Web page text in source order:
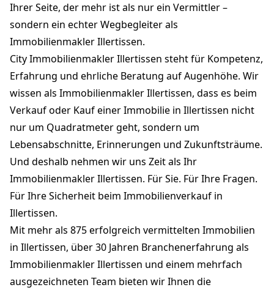
Ihrer Seite, der mehr ist als nur ein Vermittler –
sondern ein echter Wegbegleiter als
Immobilienmakler Illertissen.
City Immobilienmakler Illertissen steht für Kompetenz,
Erfahrung und ehrliche Beratung auf Augenhöhe. Wir
wissen als Immobilienmakler Illertissen, dass es beim
Verkauf oder Kauf einer Immobilie in Illertissen nicht
nur um Quadratmeter geht, sondern um
Lebensabschnitte, Erinnerungen und Zukunftsträume.
Und deshalb nehmen wir uns Zeit als Ihr
Immobilienmakler Illertissen. Für Sie. Für Ihre Fragen.
Für Ihre Sicherheit beim Immobilienverkauf in
Illertissen.
Mit mehr als 875 erfolgreich vermittelten Immobilien
in Illertissen, über 30 Jahren Branchenerfahrung als
Immobilienmakler Illertissen und einem mehrfach
ausgezeichneten Team bieten wir Ihnen die